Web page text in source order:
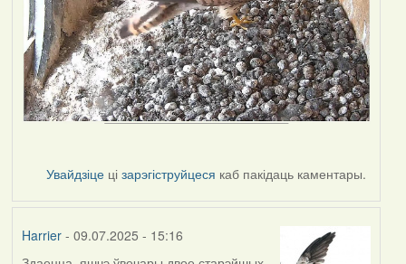
Увайдзіце цізарэгіструйцеся каб пакідаць каментары.
Harrier- 09.07.2025 - 15:16